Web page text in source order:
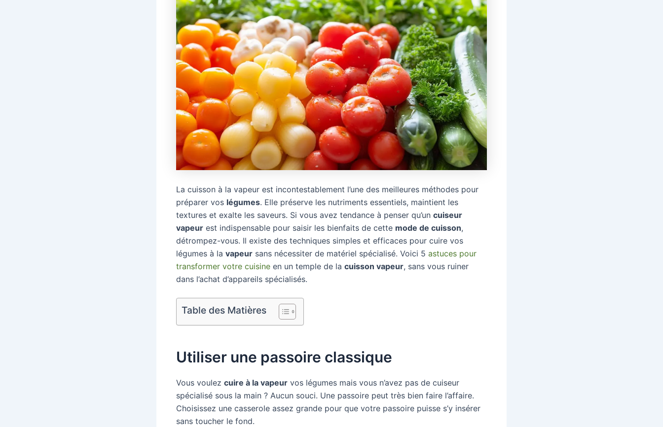
La cuisson à la vapeur est incontestablement l’une des meilleures méthodes pour
préparer vos légumes. Elle préserve les nutriments essentiels, maintient les
textures et exalte les saveurs. Si vous avez tendance à penser qu’un cuiseur
vapeur est indispensable pour saisir les bienfaits de cette mode de cuisson,
détrompez-vous. Il existe des techniques simples et efficaces pour cuire vos
légumes à la vapeur sans nécessiter de matériel spécialisé. Voici 5 astuces pour
transformer votre cuisine en un temple de la cuisson vapeur, sans vous ruiner
dans l’achat d’appareils spécialisés.
Table des Matières
Utiliser une passoire classique
Vous voulez cuire à la vapeur vos légumes mais vous n’avez pas de cuiseur
spécialisé sous la main ? Aucun souci. Une passoire peut très bien faire l’affaire.
Choisissez une casserole assez grande pour que votre passoire puisse s’y insérer
sans toucher le fond.